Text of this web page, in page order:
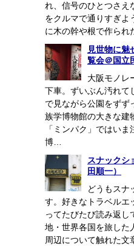
れ、信号のひとつさえ
をクルマで通りすぎよ
に木の幹や根で作られ
見世物に
覧会＠国立
大阪モノレ
下車。ずいぶん汚れて
で見ながら公園をずず
族学博物館の大きな建
「ミンパク」ではい
博…
スナック
田順一）
どうもスナ
す。好きなトラベルエ
ってたびたび読み返し
地・世界各国を旅した
周辺について触れた文